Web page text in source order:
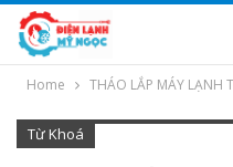
Home THÁO LẮP MÁY LẠNH
Từ Khoá